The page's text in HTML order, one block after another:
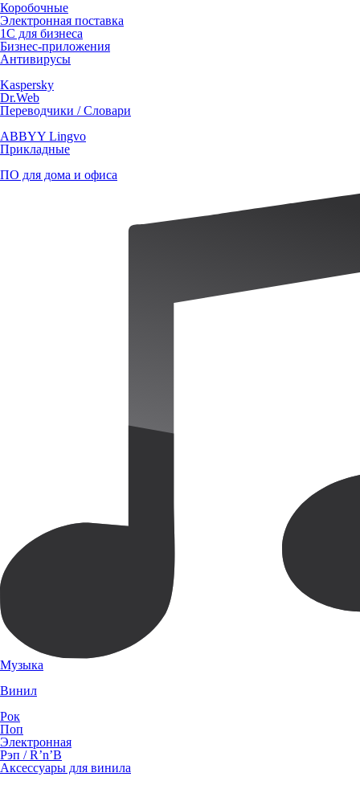
Коробочные
Электронная поставка
1С для бизнеса
Бизнес-приложения
Антивирусы
Kaspersky
Dr.Web
Переводчики / Словари
ABBYY Lingvo
Прикладные
ПО для дома и офиса
Музыка
Винил
Рок
Поп
Электронная
Рэп / R’n’B
Аксессуары для винила